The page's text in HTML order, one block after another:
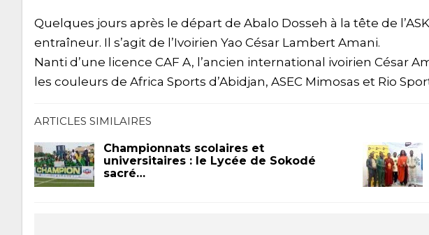
Quelques jours après le départ de Abalo Dosseh à la tête de
entraîneur. Il s’agit de l’Ivoirien Yao César Lambert Amani.
Nanti d’une licence CAF A, l’ancien international ivoirien César
les couleurs de Africa Sports d’Abidjan, ASEC Mimosas et Rio
ARTICLES SIMILAIRES
Championnats scolaires et
universitaires : le Lycée de Sokodé
sacré…